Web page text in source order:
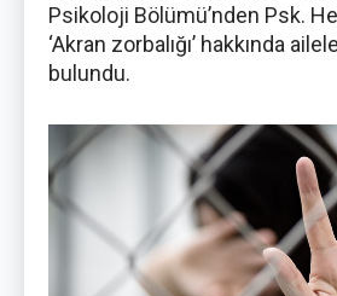
Psikoloji Bölümü’nden Psk.
‘Akran zorbalığı’ hakkında
bulundu.